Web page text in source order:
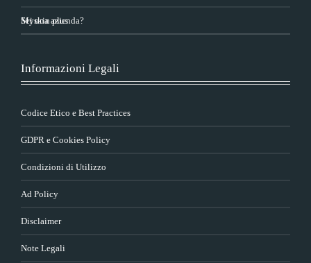
Sei una azienda?
Myskin plus
Informazioni Legali
Codice Etico e Best Practices
GDPR e Cookies Policy
Condizioni di Utilizzo
Ad Policy
Disclaimer
Note Legali